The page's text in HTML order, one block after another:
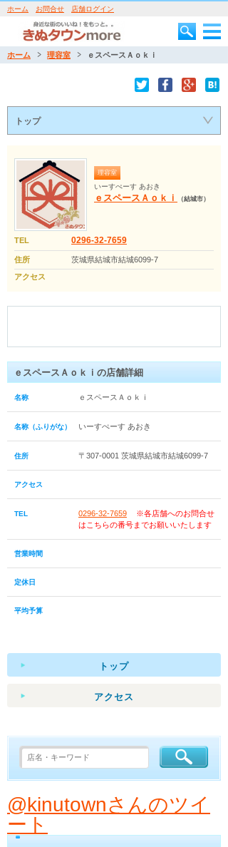
ホーム お問合せ 店舗ログイン
ホーム 理容室 ｅスペースＡｏｋｉ
トップ
理容室
いーすぺーす あおき
ｅスペースＡｏｋｉ （結城市）
TEL 0296-32-7659
住所
茨城県結城市結城6099-7
アクセス
ｅスペースＡｏｋｉの店舗詳細
名称 ｅスペースＡｏｋｉ
名称（ふりがな） いーすぺーす あおき
住所 〒307-0001 茨城県結城市結城6099-7
アクセス
TEL 0296-32-7659
※各店舗へのお問合せ
はこちらの番号までお願いいたします
営業時間
定休日
平均予算
トップ
アクセス
@kinutownさんのツイ
ート